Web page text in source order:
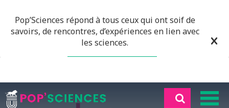
Pop’Sciences répond à tous ceux qui ont soif de
savoirs, de rencontres, d’expériences en lien avec
les sciences.